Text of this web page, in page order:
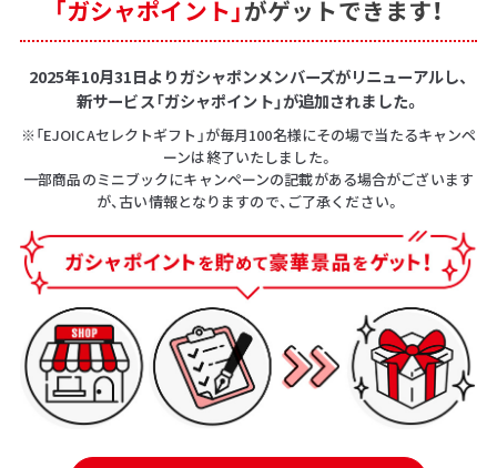
「ガシャポイント」がゲットできます！
2025年10月31日よりガシャポンメンバーズがリニューアルし、
新サービス「ガシャポイント」が追加されました。
※「EJOICAセレクトギフト」が毎月100名様にその場で当たるキャンペ
ーンは終了いたしました。
一部商品のミニブックにキャンペーンの記載がある場合がございます
が、古い情報となりますので、ご了承ください。